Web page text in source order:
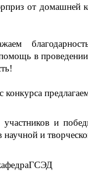
от домашней
в
участников и
и